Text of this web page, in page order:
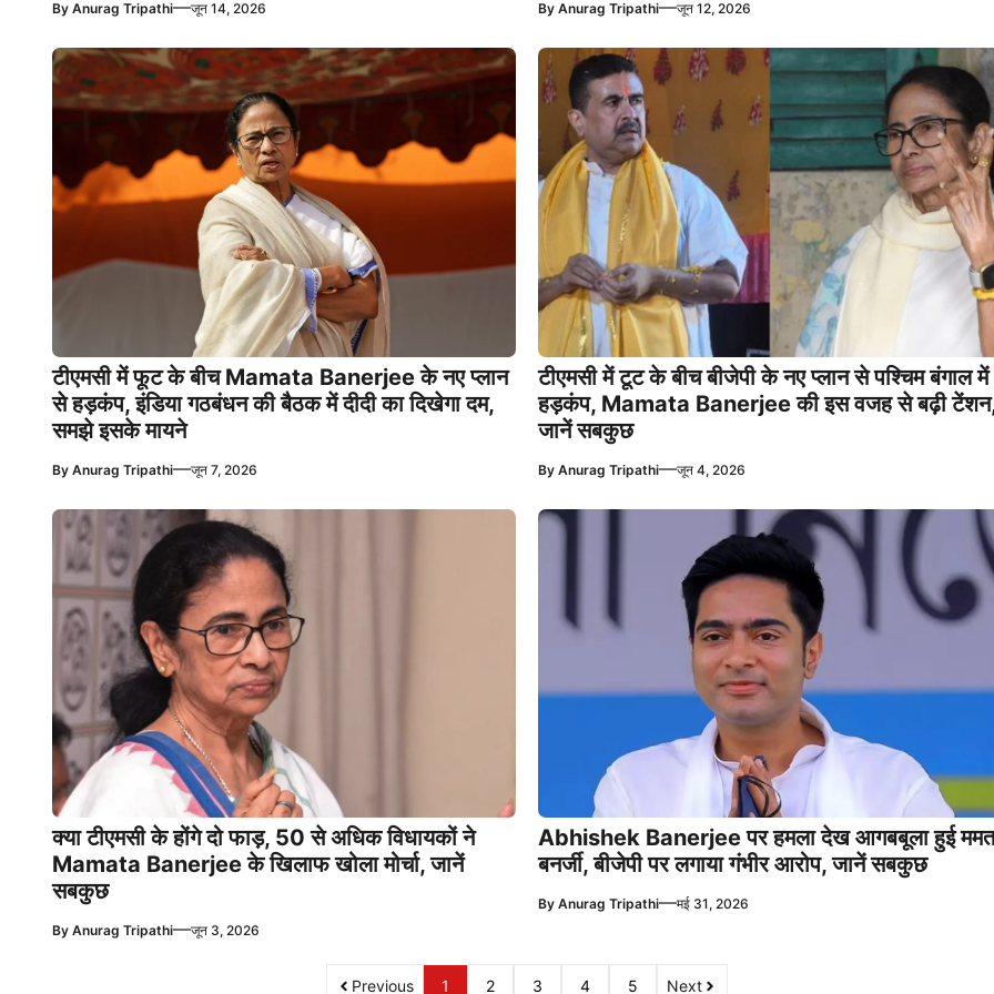
By Anurag Tripathi—जून 14, 2026 By Anurag Tripathi—जून 12, 2026
टीएमसी में फूट के बीच Mamata Banerjee के नए प्लान
से हड़कंप, इंडिया गठबंधन की बैठक में दीदी का दिखेगा दम,
समझे इसके मायने
By Anurag Tripathi—जून 7, 2026
टीएमसी में टूट के बीच बीजेपी के नए प्लान से पश्चिम बंगाल में
हड़कंप, Mamata Banerjee की इस वजह से बढ़ी
जानें सबकुछ
By Anurag Tripathi—जून 4, 2026
क्या टीएमसी के होंगे दो फाड़, 50 से अधिक विधायकों ने
Mamata Banerjee के खिलाफ खोला मोर्चा, जानें
सबकुछ
By Anurag Tripathi—जून 3, 2026
Abhishek Banerjee पर हमला देख आगबबूला हुई
बनर्जी, बीजेपी पर लगाया गंभीर आरोप, जानें सबकुछ
By Anurag Tripathi—मई 31, 2026
Previous 1 2 3 4 5 Next